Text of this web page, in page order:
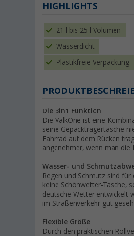
HIGHLIGHTS
21 l bis 25 l Volumen
Wasserdicht
Plastikfreie Verpackung
Die 3in1 Funktion
Die ValkOne ist eine
seine Gepäckträgertasche
Fahrrad auf dem Rücken
angenehmer, wenn man die
Wasser- und
Regen und Schmutz sind
keine Schönwetter-Tasche,
deutsche Wetter entwickelt
im Straßenverkehr gut
Flexible Größe
Durch den praktischen